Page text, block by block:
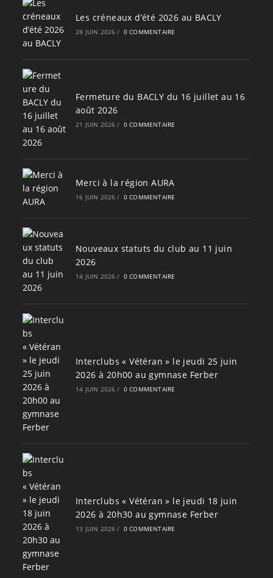
Les créneaux d’été 2026 au BACLY
28 JUIN 2026 / 0 COMMENTAIRE
Fermeture du BACLY du 16 juillet au 16
août 2026
21 JUIN 2026 / 0 COMMENTAIRE
Merci à la région AURA
16 JUIN 2026 / 0 COMMENTAIRE
Nouveaux statuts du club au 11 juin
2026
14 JUIN 2026 / 0 COMMENTAIRE
Interclubs « Vétéran » le jeudi 25 juin
2026 à 20h00 au gymnase Ferber
14 JUIN 2026 / 0 COMMENTAIRE
Interclubs « Vétéran » le jeudi 18 juin
2026 à 20h30 au gymnase Ferber
13 JUIN 2026 / 0 COMMENTAIRE